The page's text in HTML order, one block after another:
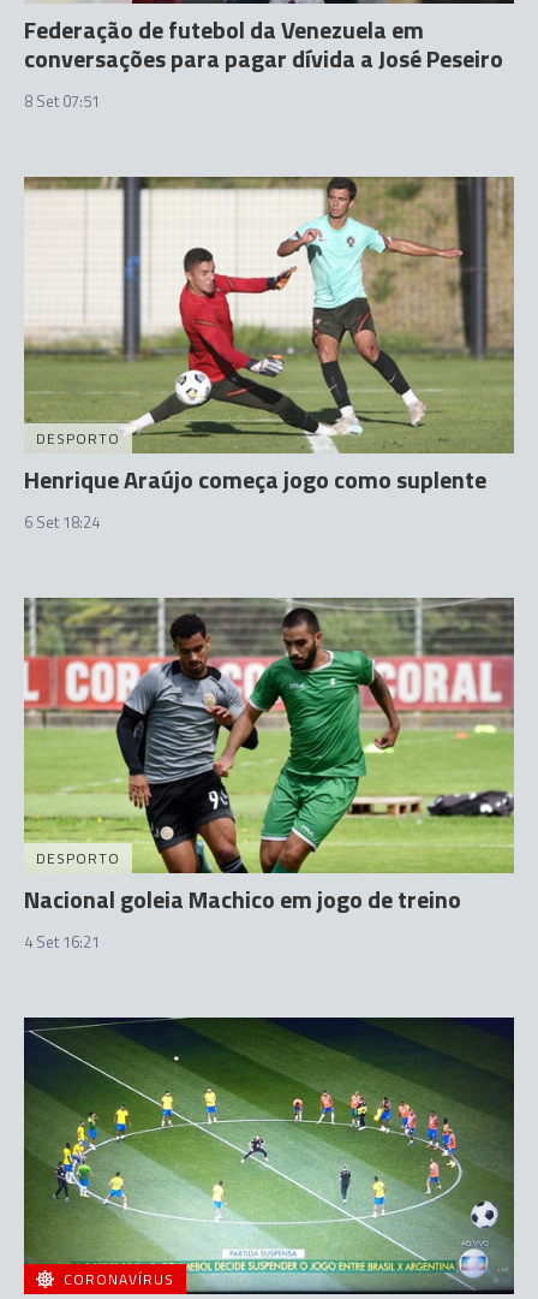
Federação de futebol da Venezuela em
conversações para pagar dívida a José Peseiro
8 Set 07:51
DESPORTO
Henrique Araújo começa jogo como suplente
6 Set 18:24
DESPORTO
Nacional goleia Machico em jogo de treino
4 Set 16:21
CORONAVÍRUS